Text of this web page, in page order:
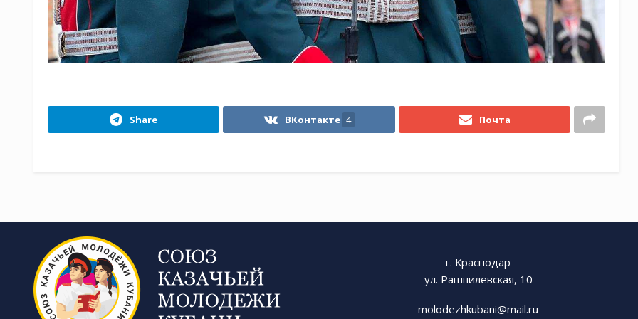
Share ВКонтакте 4 Почта
г. Краснодар
ул. Рашпилевская, 10
molodezhkubani@mail.ru